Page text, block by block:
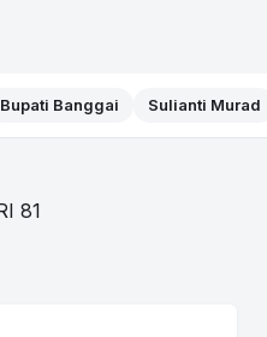
Bupati Banggai Sulianti Murad